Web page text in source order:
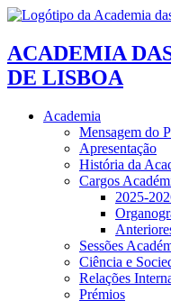
ACADEMIA
DE LISBOA
Academia
Mensagem do
Apresentação
História da
Cargos
2025-
Sessões
Ciência e
Relações
Prémios